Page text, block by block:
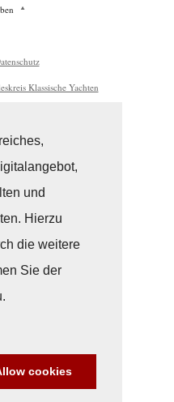
und
Hierzu
die weitere
Sie der
cookies
Klassische Yachten